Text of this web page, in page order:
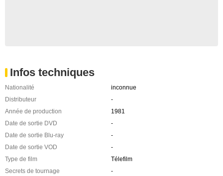
Infos techniques
Nationalité
inconnue
Distributeur
-
Année de production
1981
Date de sortie DVD
-
Date de sortie Blu-ray
-
Date de sortie VOD
-
Type de film
Télefilm
Secrets de tournage
-